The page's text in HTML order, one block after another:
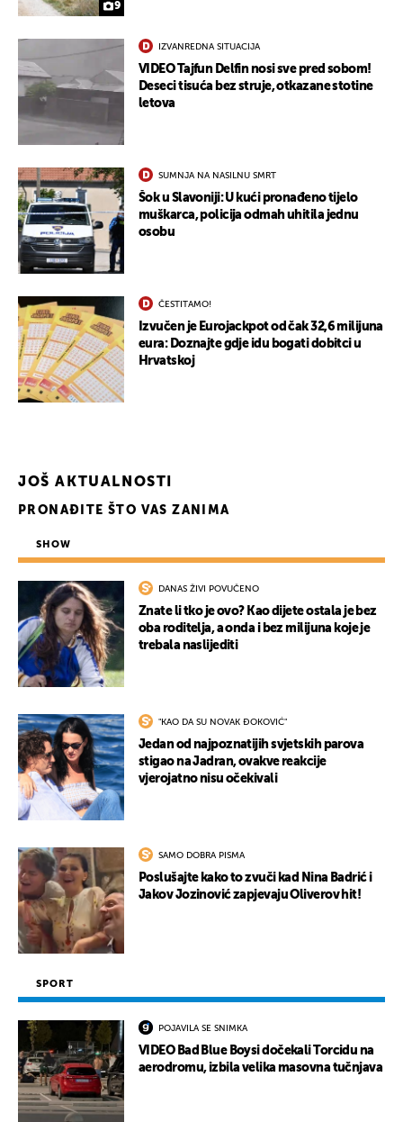
9
IZVANREDNA SITUACIJA
VIDEO Tajfun Delfin nosi sve pred sobom!
Deseci tisuća bez struje, otkazane stotine
letova
SUMNJA NA NASILNU SMRT
Šok u Slavoniji: U kući pronađeno tijelo
muškarca, policija odmah uhitila jednu
osobu
ČESTITAMO!
Izvučen je Eurojackpot od čak 32,6 milijuna
eura: Doznajte gdje idu bogati dobitci u
Hrvatskoj
JOŠ AKTUALNOSTI
PRONAĐITE ŠTO VAS ZANIMA
SHOW
DANAS ŽIVI POVUČENO
Znate li tko je ovo? Kao dijete ostala je bez
oba roditelja, a onda i bez milijuna koje je
trebala naslijediti
"KAO DA SU NOVAK ĐOKOVIĆ"
Jedan od najpoznatijih svjetskih parova
stigao na Jadran, ovakve reakcije
vjerojatno nisu očekivali
SAMO DOBRA PISMA
Poslušajte kako to zvuči kad Nina Badrić i
Jakov Jozinović zapjevaju Oliverov hit!
SPORT
POJAVILA SE SNIMKA
VIDEO Bad Blue Boysi dočekali Torcidu na
aerodromu, izbila velika masovna tučnjava
UKLJUČITE NOTIFIKACIJE